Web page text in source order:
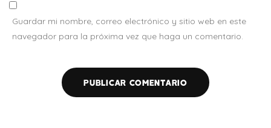
Guardar mi nombre, correo electrónico y sitio web en este
navegador para la próxima vez que haga un comentario.